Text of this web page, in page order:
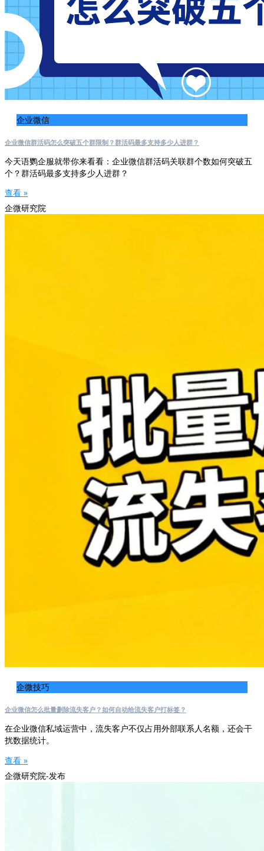
企业微信
企业微信群活码怎么突破五个群限制？群活码最多支持多少人进群？
今天语鹦企服就带你来看看：企业微信群活码关联群个数如何突破五
个？群活码最多支持多少人进群？
查看 »
企微研究院
企微技巧
企业微信怎么批量删除流失客户？如何自动给流失客户打标签？
在企业微信私域运营中，流失客户不仅占用外部联系人名额，还会干
扰数据统计。
查看 »
企微研究院-发布